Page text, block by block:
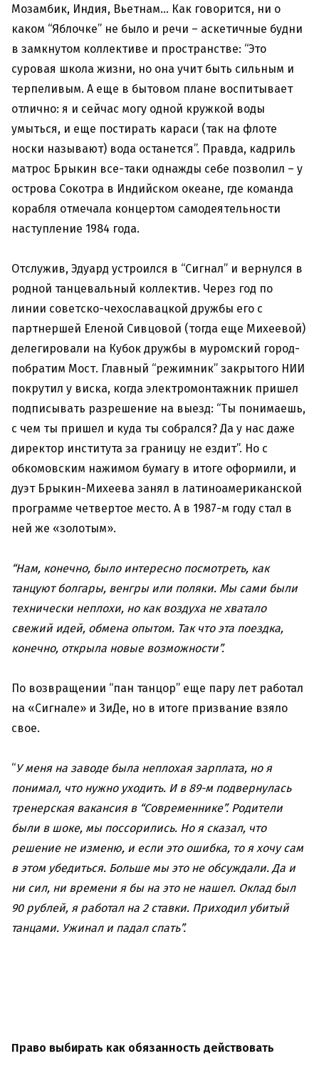
Мозамбик, Индия, Вьетнам… Как говорится, ни о
каком “Яблочке” не было и речи – аскетичные будни
в замкнутом коллективе и пространстве: “Это
суровая школа жизни, но она учит быть сильным и
терпеливым. А еще в бытовом плане воспитывает
отлично: я и сейчас могу одной кружкой воды
умыться, и еще постирать караси (так на флоте
носки называют) вода останется”. Правда, кадриль
матрос Брыкин все-таки однажды себе позволил – у
острова Сокотра в Индийском океане, где команда
корабля отмечала концертом самодеятельности
наступление 1984 года.
Отслужив, Эдуард устроился в “Сигнал” и вернулся в
родной танцевальный коллектив. Через год по
линии советско-чехославацкой дружбы его с
партнершей Еленой Сивцовой (тогда еще Михеевой)
делегировали на Кубок дружбы в муромский город-
побратим Мост. Главный “режимник” закрытого НИИ
покрутил у виска, когда электромонтажник пришел
подписывать разрешение на выезд: “Ты понимаешь,
с чем ты пришел и куда ты собрался? Да у нас даже
директор института за границу не ездит”. Но с
обкомовским нажимом бумагу в итоге оформили, и
дуэт Брыкин-Михеева занял в латиноамериканской
программе четвертое место. А в 1987-м году стал в
ней же «золотым».
“Нам, конечно, было интересно посмотреть, как
танцуют болгары, венгры или поляки. Мы сами были
технически неплохи, но как воздуха не хватало
свежий идей, обмена опытом. Так что эта поездка,
конечно, открыла новые возможности”.
По возвращении “пан танцор” еще пару лет работал
на «Сигнале» и ЗиДе, но в итоге призвание взяло
свое.
“У меня на заводе была неплохая зарплата, но я
понимал, что нужно уходить. И в 89-м подвернулась
тренерская вакансия в “Современнике”. Родители
были в шоке, мы поссорились. Но я сказал, что
решение не изменю, и если это ошибка, то я хочу сам
в этом убедиться. Больше мы это не обсуждали. Да и
ни сил, ни времени я бы на это не нашел. Оклад был
90 рублей, я работал на 2 ставки. Приходил убитый
танцами. Ужинал и падал спать”.
Право выбирать как обязанность действовать